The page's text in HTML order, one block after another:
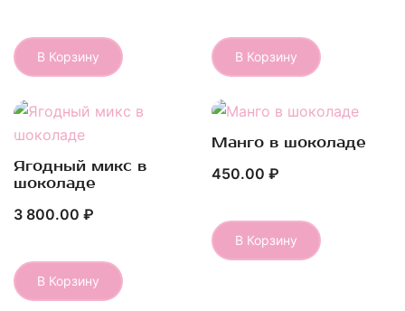
В Корзину В Корзину
Этот
товар
имеет
вариаций.
Опции
выбрать
на
Быстрый Просмотр
Ягодный микс в
шоколаде
3 800.00 ₽
В Корзину
Быстрый Просмотр
Манго в шоколаде
450.00 ₽
В Корзину